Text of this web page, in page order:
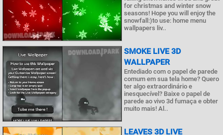
for christmas and winter snow
seasons! Hope you will enjoy the
snowfall:)to use: home menu
wallpapers liv..
SMOKE LIVE 3D
WALLPAPER
Entediado com o papel de parede
comum em sua tela home? Quero
ter algo extraordinário e
inesquecível? Baixe o papel de
parede ao vivo 3d fumaça e obter
muito mais! Al..
LEAVES 3D LIVE